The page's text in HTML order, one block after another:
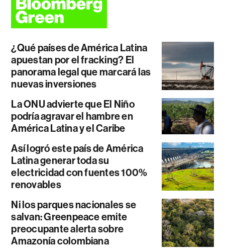
¿Qué países de América Latina
apuestan por el fracking? El
panorama legal que marcará las
nuevas inversiones
La ONU advierte que El Niño
podría agravar el hambre en
América Latina y el Caribe
Así logró este país de América
Latina generar toda su
electricidad con fuentes 100%
renovables
Ni los parques nacionales se
salvan: Greenpeace emite
preocupante alerta sobre
Amazonía colombiana